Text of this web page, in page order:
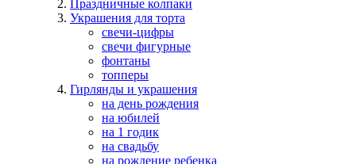
Праздничные колпаки
Украшения для торта
свечи-цифры
свечи фигурные
фонтаны
топперы
Гирлянды и украшения
на день рождения
на юбилей
на 1 годик
на свадьбу
на рождение ребенка